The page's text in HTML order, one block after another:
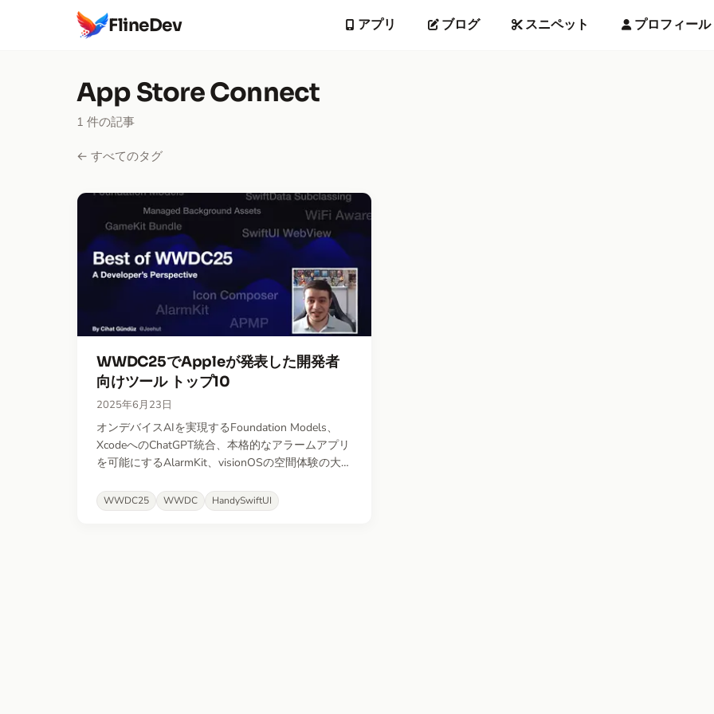
FlineDev アプリ ブログ スニペット プロフィール
App Store Connect
1 件の記事
← すべてのタグ
WWDC25でAppleが発表した開発者
向けツール トップ10
2025年6月23日
オンデバイスAIを実現するFoundation Models、
XcodeへのChatGPT統合、本格的なアラームアプリ
を可能にするAlarmKit、visionOSの空間体験の大
WWDC25 WWDC HandySwiftUI